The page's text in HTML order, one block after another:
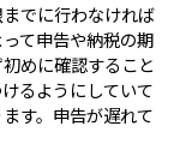
でに行わなければ
て申告や納税の期
めに確認すること
るようにしていて
す。申告が遅れて